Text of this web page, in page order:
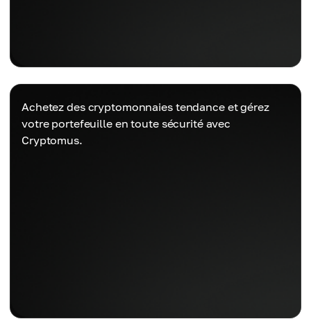
Achetez des cryptomonnaies tendance et gérez
votre portefeuille en toute sécurité avec
Cryptomus.